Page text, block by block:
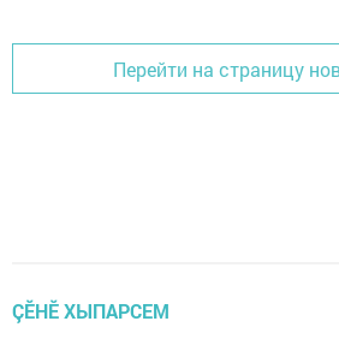
Перейти на страницу
ÇӖНӖ ХЫПАРСЕМ